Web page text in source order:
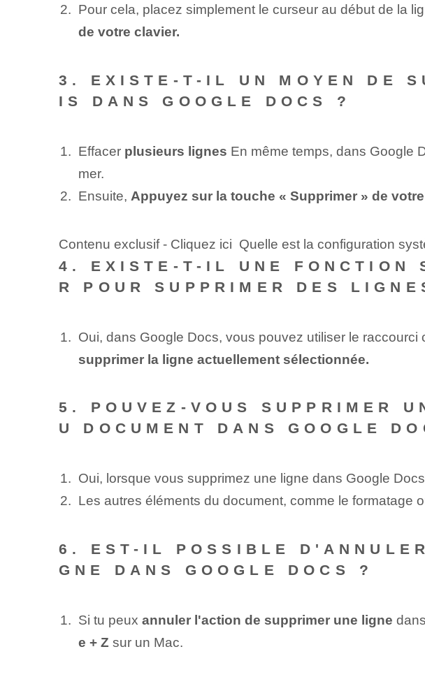
Pour cela, placez simplement le curseur au début de la
de votre clavier.
3. EXISTE-T-IL UN MOYEN DE
IS DANS GOOGLE DOCS ?
Effacer plusieurs lignes En même temps, dans Google
mer.
Ensuite, Appuyez sur la touche « Supprimer » de
Contenu exclusif - Cliquez ici Quelle est la configuration
4. EXISTE-T-IL UNE FONCTION
R POUR SUPPRIMER DES
Oui, dans Google Docs, vous pouvez utiliser le raccourci
supprimer la ligne actuellement sélectionnée.
5. POUVEZ-VOUS SUPPRIMER
U DOCUMENT DANS GOOGLE
Oui, lorsque vous supprimez une ligne dans Google
Les autres éléments du document, comme le formatage
6. EST-IL POSSIBLE
GNE DANS GOOGLE DOCS ?
Si tu peux annuler l'action de supprimer une ligne
e + Z sur un Mac.